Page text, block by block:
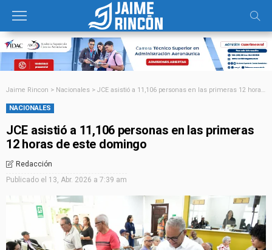
Jaime Rincon > Nacionales > JCE asistió a 11,106 personas en las primeras 12 horas de este domingo
NACIONALES
JCE asistió a 11,106 personas en las primeras
12 horas de este domingo
Redacción
Publicado el 13, Abr. 2026 a 7:39 am